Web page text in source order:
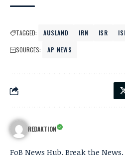
TAGGED: AUSLAND IRN ISR
SOURCES:
AP NEWS
REDAKTION
FoB News Hub. Break the News.